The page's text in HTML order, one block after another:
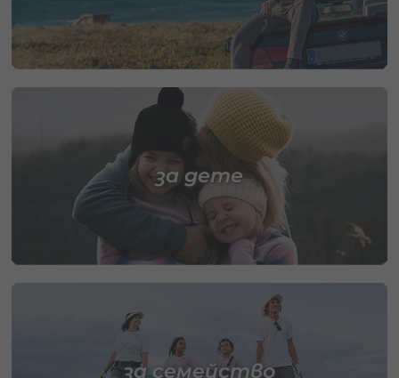
за дете
за семейство